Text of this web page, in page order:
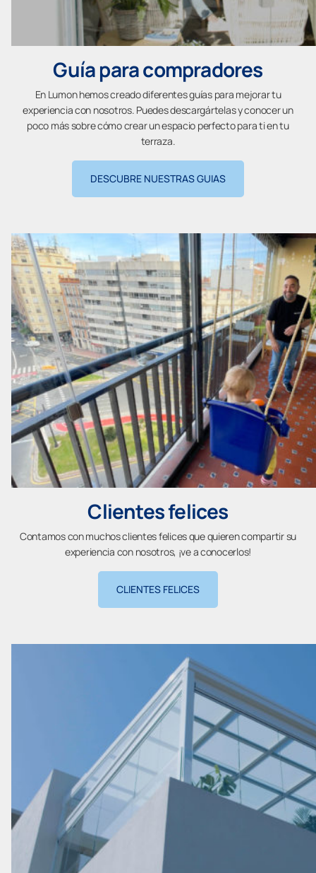
Guía para compradores
En Lumon hemos creado diferentes guías para mejorar tu
experiencia con nosotros. Puedes descargártelas y conocer un
poco más sobre cómo crear un espacio perfecto para ti en tu
terraza.
DESCUBRE NUESTRAS GUIAS
Clientes felices
Contamos con muchos clientes felices que quieren compartir su
experiencia con nosotros, ¡ve a conocerlos!
CLIENTES FELICES